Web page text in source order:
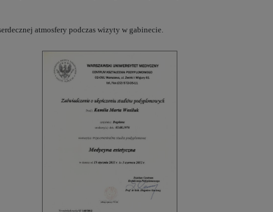
atmosfery podczas wizyty w gabinecie.